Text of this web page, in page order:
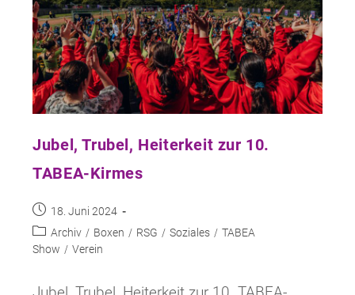
Jubel, Trubel, Heiterkeit zur 10.
TABEA-Kirmes
Beitrag
veröffentlicht:
18. Juni 2024
Beitrags-
Kategorie:
Archiv / Boxen / RSG / Soziales / TABEA
Show / Verein